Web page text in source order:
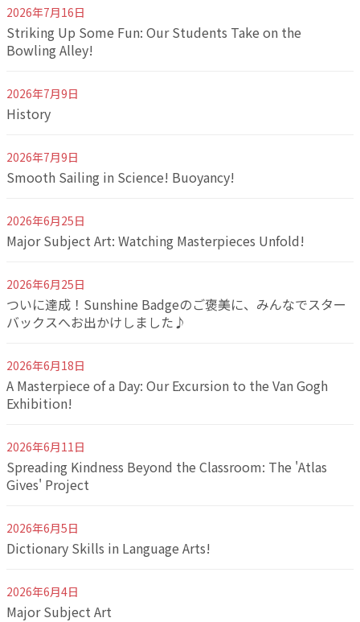
2026年7月16日
Striking Up Some Fun: Our Students Take on the
Bowling Alley!
2026年7月9日
History
2026年7月9日
Smooth Sailing in Science! Buoyancy!
2026年6月25日
Major Subject Art: Watching Masterpieces Unfold!
2026年6月25日
ついに達成！Sunshine Badgeのご褒美に、みんなでスター
バックスへお出かけしました♪
2026年6月18日
A Masterpiece of a Day: Our Excursion to the Van Gogh
Exhibition!
2026年6月11日
Spreading Kindness Beyond the Classroom: The 'Atlas
Gives' Project
2026年6月5日
Dictionary Skills in Language Arts!
2026年6月4日
Major Subject Art